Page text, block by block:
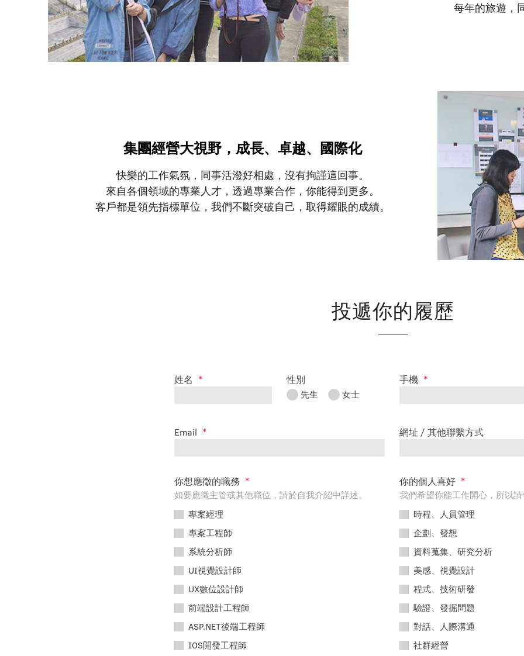
每年的旅遊，
集團經營大視野，成長、卓越、國際化
快樂的工作氣氛，同事活潑好相處，沒有拘謹這回事。
來自各個領域的專業人才，透過專業合作，你能得到更多。
客戶都是領先指標單位，我們不斷突破自己，取得耀眼的成績。
投遞你的履歷
姓名 * 性別
先生 女士
手機 *
Email * 網址 / 其他聯繫方式
你想應徵的職務 *
如要應徵主管或其他職位，請於自我介紹中詳述。
專案經理
專案工程師
系統分析師
UI視覺設計師
UX數位設計師
前端設計工程師
ASP.NET後端工程師
IOS開發工程師
你的個人喜好 *
我們希望你能工作開心，所以請
時程、人員管理
企劃、發想
資料蒐集、研究分析
美感、視覺設計
程式、技術研發
驗證、發掘問題
對話、人際溝通
社群經營